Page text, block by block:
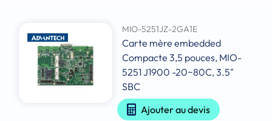
MIO-5251JZ-2GA1E
Carte mère embedded
Compacte 3,5 pouces, MIO-
5251 J1900 -20~80C, 3.5"
SBC
Ajouter au devis